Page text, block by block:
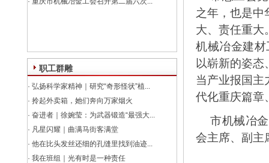
职工群雕
· 弘扬科学家精神｜研究“奇形怪状”植...
· 拎起外卖箱，她们奔向万家烟火
· 奋进者｜徐婉莹：为武器锻造“最强大...
· 凡星闪耀｜曲满马街客满堂
· 他在比头发丝还细的孔缝里找到油迹...
· 我在班组｜光有时是一种责任
之年，也是
大、责任重大
机械冶金建
以崭新的姿
当产业报国主
代化重庆篇章
市机械冶
会主席、副主